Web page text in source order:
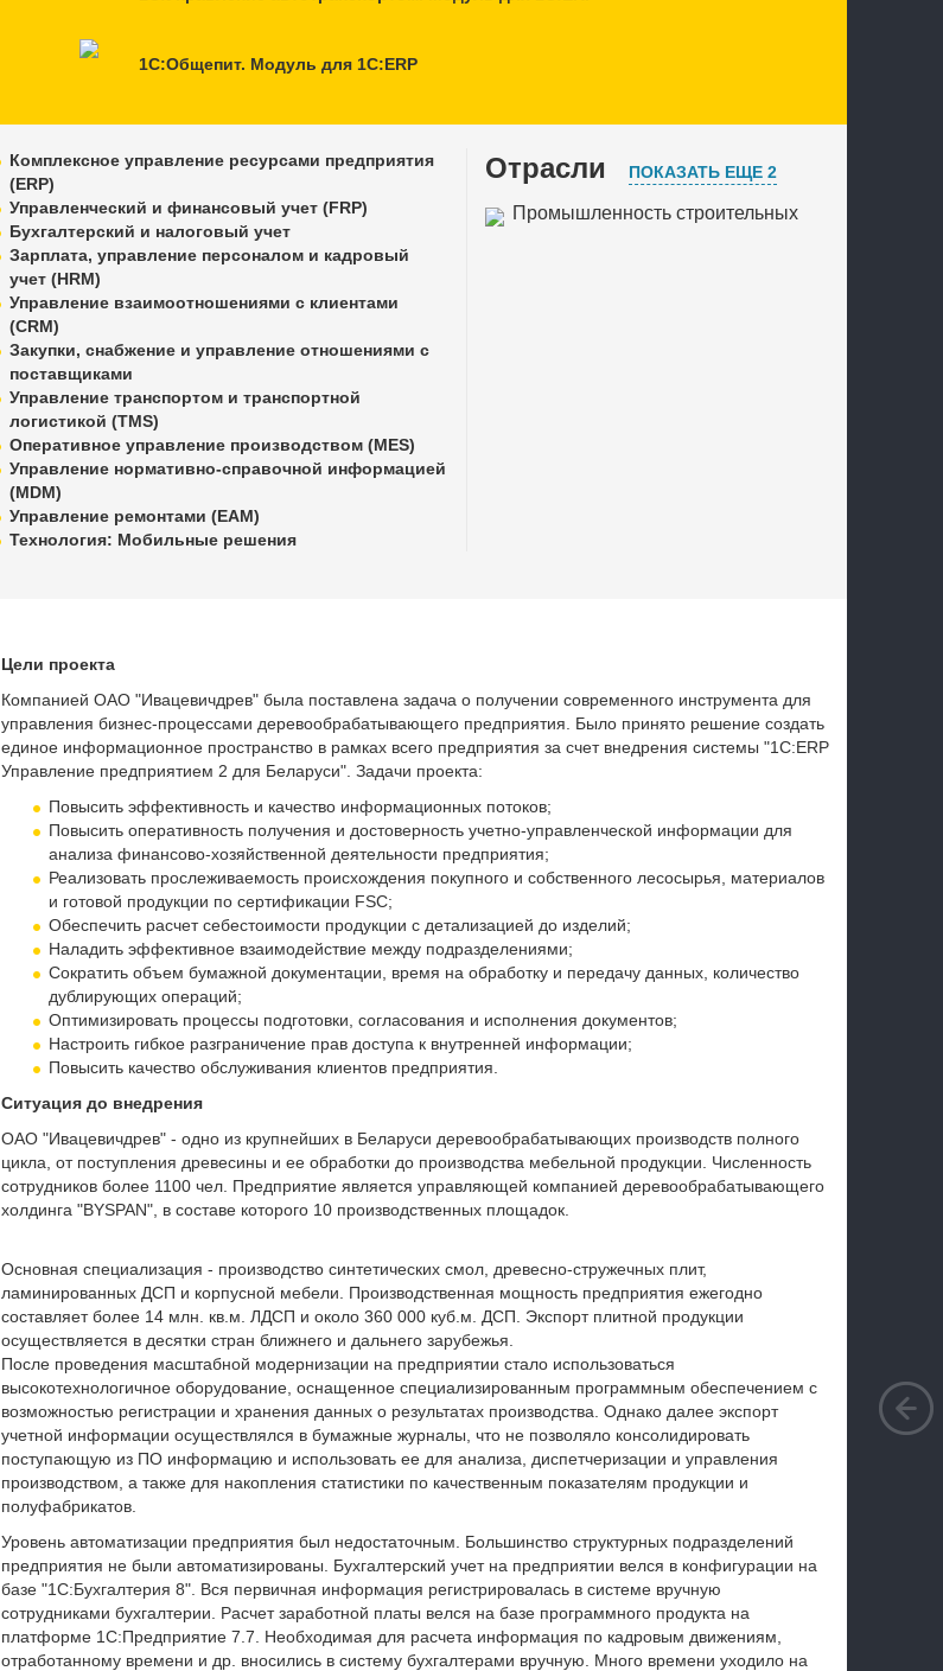
1С:Общепит. Модуль для 1С:ERP
Комплексное управление ресурсами предприятия
(ERP)
Управленческий и финансовый учет (FRP)
Бухгалтерский и налоговый учет
Зарплата, управление персоналом и кадровый
учет (HRM)
Управление взаимоотношениями с клиентами
(CRM)
Закупки, снабжение и управление отношениями с
поставщиками
Управление транспортом и транспортной
логистикой (TMS)
Оперативное управление производством (MES)
Управление нормативно-справочной информацией
(MDM)
Управление ремонтами (EAM)
Технология: Мобильные решения
Отрасли ПОКАЗАТЬ ЕЩЕ 2
Промышленность строительных
Цели проекта
Компанией ОАО "Ивацевичдрев" была поставлена задача о получении современного инструмента для
управления бизнес-процессами деревообрабатывающего предприятия. Было принято решение создать
единое информационное пространство в рамках всего предприятия за счет внедрения системы "1С:ERP
Управление предприятием 2 для Беларуси". Задачи проекта:
Повысить эффективность и качество информационных потоков;
Повысить оперативность получения и достоверность учетно-управленческой информации для
анализа финансово-хозяйственной деятельности предприятия;
Реализовать прослеживаемость происхождения покупного и собственного лесосырья, материалов
и готовой продукции по сертификации FSC;
Обеспечить расчет себестоимости продукции с детализацией до изделий;
Наладить эффективное взаимодействие между подразделениями;
Сократить объем бумажной документации, время на обработку и передачу данных, количество
дублирующих операций;
Оптимизировать процессы подготовки, согласования и исполнения документов;
Настроить гибкое разграничение прав доступа к внутренней информации;
Повысить качество обслуживания клиентов предприятия.
Ситуация до внедрения
ОАО "Ивацевичдрев" - одно из крупнейших в Беларуси деревообрабатывающих производств полного
цикла, от поступления древесины и ее обработки до производства мебельной продукции. Численность
сотрудников более 1100 чел. Предприятие является управляющей компанией деревообрабатывающего
холдинга "BYSPAN", в составе которого 10 производственных площадок.
Основная специализация - производство синтетических смол, древесно-стружечных плит,
ламинированных ДСП и корпусной мебели. Производственная мощность предприятия ежегодно
составляет более 14 млн. кв.м. ЛДСП и около 360 000 куб.м. ДСП. Экспорт плитной продукции
осуществляется в десятки стран ближнего и дальнего зарубежья.
После проведения масштабной модернизации на предприятии стало использоваться
высокотехнологичное оборудование, оснащенное специализированным программным обеспечением с
возможностью регистрации и хранения данных о результатах производства. Однако далее экспорт
учетной информации осуществлялся в бумажные журналы, что не позволяло консолидировать
поступающую из ПО информацию и использовать ее для анализа, диспетчеризации и управления
производством, а также для накопления статистики по качественным показателям продукции и
полуфабрикатов.
Уровень автоматизации предприятия был недостаточным. Большинство структурных подразделений
предприятия не были автоматизированы. Бухгалтерский учет на предприятии велся в конфигурации на
базе "1С:Бухгалтерия 8". Вся первичная информация регистрировалась в системе вручную
сотрудниками бухгалтерии. Расчет заработной платы велся на базе программного продукта на
платформе 1С:Предприятие 7.7 . Необходимая для расчета информация по кадровым движениям,
отработанному времени и др. вносились в систему бухгалтерами вручную. Много времени уходило на